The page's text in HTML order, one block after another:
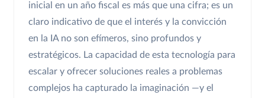
inicial en un año fiscal es más que una cifra; es un
claro indicativo de que el interés y la convicción
en la IA no son efímeros, sino profundos y
estratégicos. La capacidad de esta tecnología para
escalar y ofrecer soluciones reales a problemas
complejos ha capturado la imaginación —y el